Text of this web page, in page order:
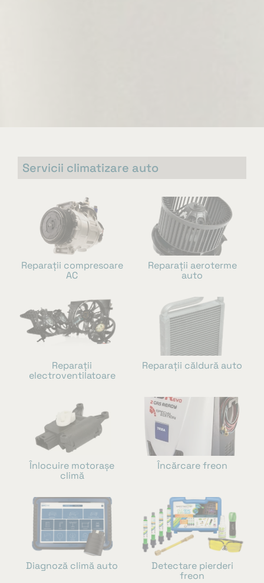
Servicii climatizare auto
Reparații compresoare
AC
Reparații aeroterme
auto
Reparații
electroventilatoare
Reparații căldură auto
Înlocuire motorașe
climă
Încărcare freon
Diagnoză climă auto
Detectare pierderi
freon